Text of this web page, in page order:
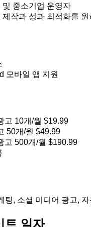
및 중소기업 운영자
제작과 성과 최적화를
모바일 앱 지원
고 10개/월 $19.99
50개/월 $49.99
고 500개/월 $190.99
팅, 소셜 미디어 광고,
트 일자